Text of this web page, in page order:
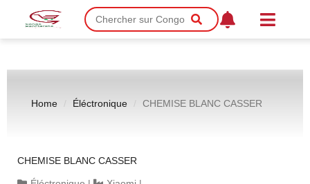
Home Éléctronique CHEMISE BLANC CASSER
CHEMISE BLANC CASSER